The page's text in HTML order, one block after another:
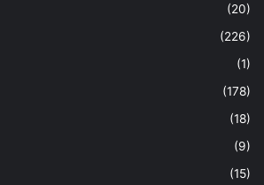
(20)
(226)
(1)
(178)
(18)
(9)
(15)